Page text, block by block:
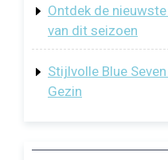
Ontdek de
van dit seizoen
Stijlvolle Blue
Gezin